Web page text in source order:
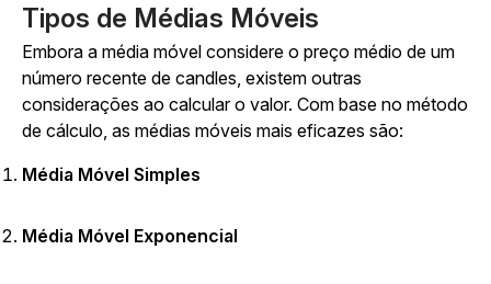
Tipos de Médias Móveis
Embora a média móvel considere o preço médio de um
número recente de candles, existem outras
considerações ao calcular o valor. Com base no método
de cálculo, as médias móveis mais eficazes são:
Média Móvel Simples
Média Móvel Exponencial